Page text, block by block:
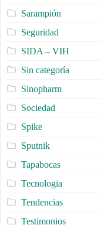
Sarampión
Seguridad
SIDA – VIH
Sin categoría
Sinopharm
Sociedad
Spike
Sputnik
Tapabocas
Tecnologia
Tendencias
Testimonios